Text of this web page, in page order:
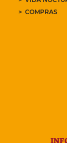
COMPRAS